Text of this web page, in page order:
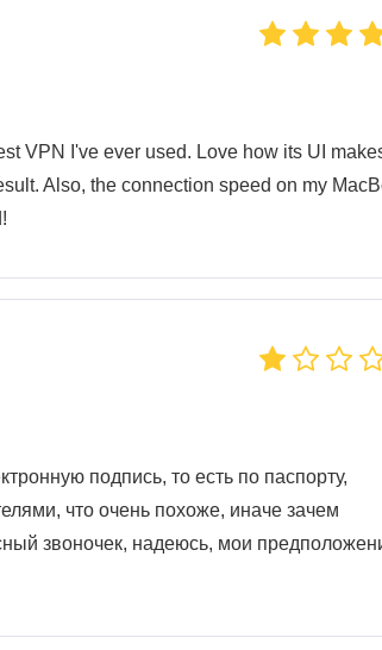
VPN I've ever used. Love how its UI
Also, the connection speed on my
подпись, то есть по паспорту,
что очень похоже, иначе зачем
звоночек, надеюсь, мои